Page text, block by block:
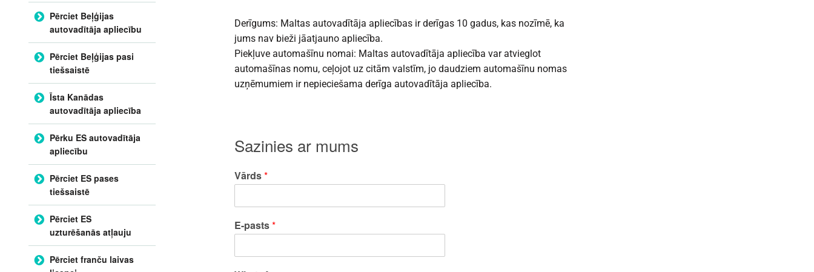
Derīgums: Maltas autovadītāja apliecības ir derīgas 10 gadus, kas nozīmē, ka
jums nav bieži jāatjauno apliecība.
Piekļuve automašīnu nomai: Maltas autovadītāja apliecība var atvieglot
automašīnas nomu, ceļojot uz citām valstīm, jo daudziem automašīnu nomas
uzņēmumiem ir nepieciešama derīga autovadītāja apliecība.
Sazinies ar mums
Vārds*
E-pasts*
Pērciet Beļģijas
autovadītāja apliecību
Pērciet Beļģijas pasi
tiešsaistē
Īsta Kanādas
autovadītāja apliecība
Pērku ES autovadītāja
apliecību
Pērciet ES pases
tiešsaistē
Pērciet ES
uzturēšanās atļauju
Pērciet franču laivas